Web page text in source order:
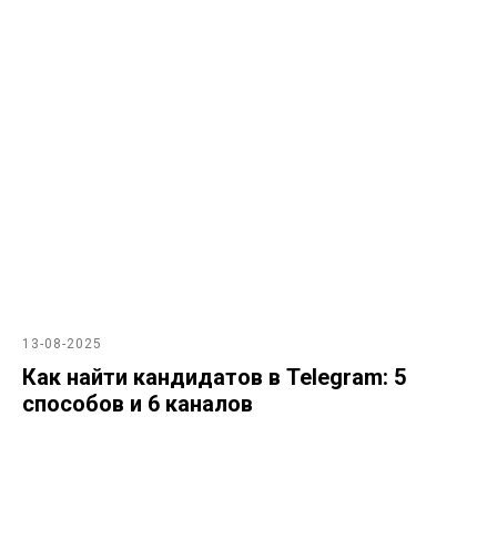
13-08-2025
Как найти кандидатов в Telegram: 5
способов и 6 каналов